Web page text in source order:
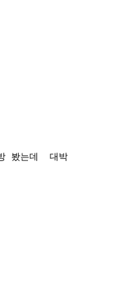
봤는데  대박